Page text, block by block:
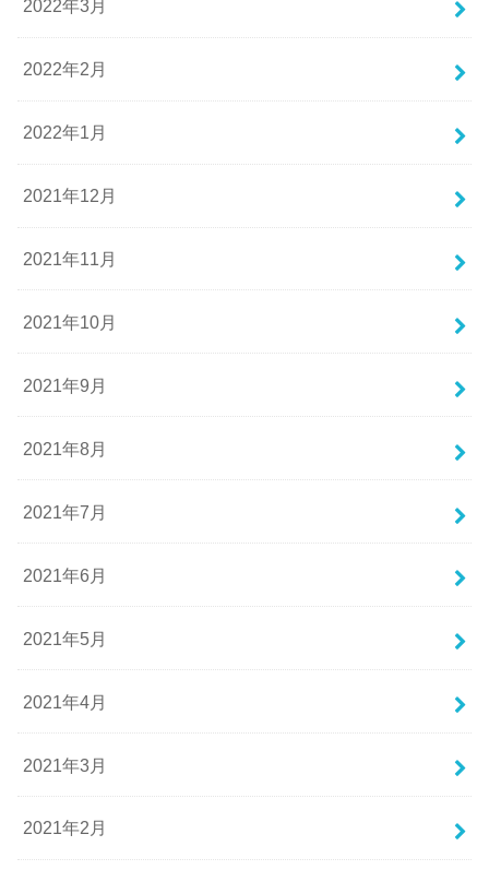
2022年3月
2022年2月
2022年1月
2021年12月
2021年11月
2021年10月
2021年9月
2021年8月
2021年7月
2021年6月
2021年5月
2021年4月
2021年3月
2021年2月